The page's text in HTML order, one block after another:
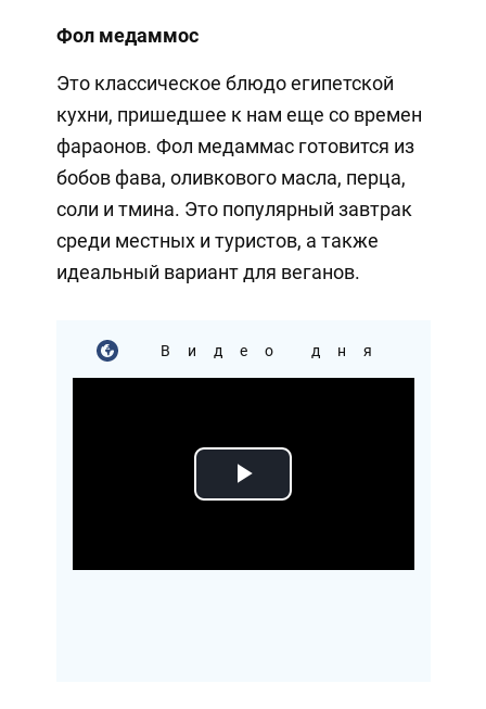
Фол медаммос
Это классическое блюдо египетской
кухни, пришедшее к нам еще со времен
фараонов. Фол медаммас готовится из
бобов фава, оливкового масла, перца,
соли и тмина. Это популярный завтрак
среди местных и туристов, а также
идеальный вариант для веганов.
Видео дня
Play